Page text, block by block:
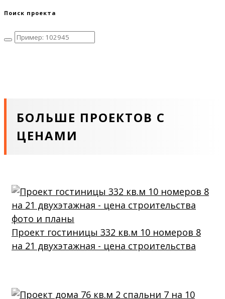
Поиск проекта
БОЛЬШЕ ПРОЕКТОВ С
ЦЕНАМИ
Проект гостиницы 332 кв.м 10 номеров 8
на 21 двухэтажная - цена строительства